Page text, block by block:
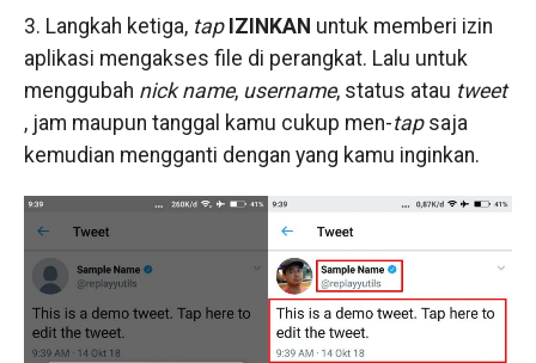
3. Langkah ketiga, tap IZINKAN untuk memberi izin
aplikasi mengakses file di perangkat. Lalu untuk
menggubah nick name, username, status atau tweet
, jam maupun tanggal kamu cukup men-tapsaja
kemudian mengganti dengan yang kamu inginkan.